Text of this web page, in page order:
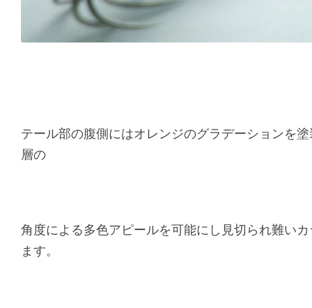
テール部の腹側にはオレンジのグラデーションを
層の
角度による多色アピールを可能にし見切られ難い
ます。